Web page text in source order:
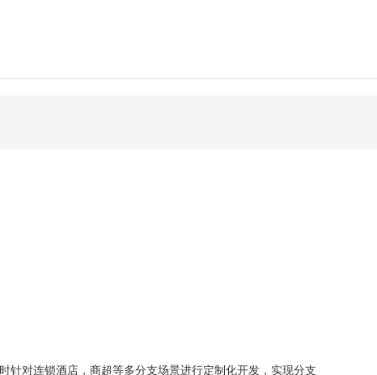
针对连锁酒店，商超等多分支场景进行定制化开发，实现分支